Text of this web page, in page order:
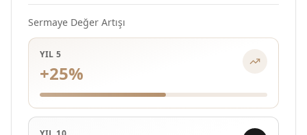
Sermaye Değer Artışı
YIL 5
+25%